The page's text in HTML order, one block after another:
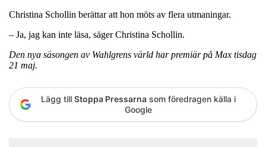
Christina Schollin berättar att hon möts av flera utmaningar.
– Ja, jag kan inte läsa, säger Christina Schollin.
Den nya säsongen av Wahlgrens värld har premiär på Max tisdag
21 maj.
Lägg till Stoppa Pressarna som föredragen källa i
Google